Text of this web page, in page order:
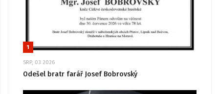
1
SRP, 03 2026
Odešel bratr farář Josef Bobrovský